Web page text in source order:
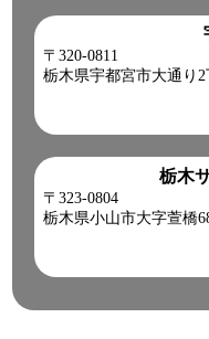
〒320-0811
栃木県宇都宮市大通り
栃木
〒323-0804
栃木県小山市大字萱橋